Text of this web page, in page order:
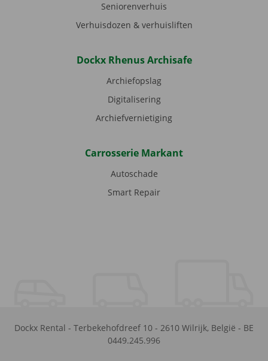
Seniorenverhuis
Verhuisdozen & verhuisliften
Dockx Rhenus Archisafe
Archiefopslag
Digitalisering
Archiefvernietiging
Carrosserie Markant
Autoschade
Smart Repair
Dockx Rental - Terbekehofdreef 10 - 2610 Wilrijk, België - BE
0449.245.996